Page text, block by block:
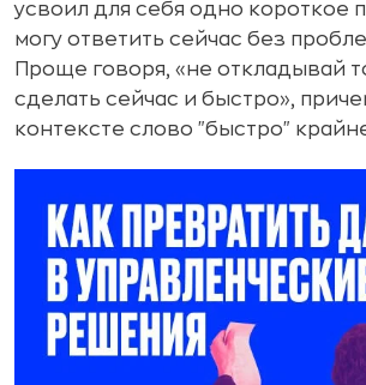
усвоил для себя одно короткое
могу ответить сейчас без
Проще говоря, «не откладывай
сделать сейчас и быстро»,
контексте слово "быстро"